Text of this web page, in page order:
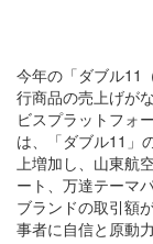
今年の「ダブル11
行商品の売上げが
ビスプラットフォ
は、「ダブル11」
上増加し、山東航
ート、万達テーマ
ブランドの取引額
事者に自信と原動